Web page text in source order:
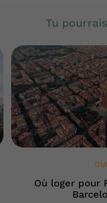
Tu
Où loger pour